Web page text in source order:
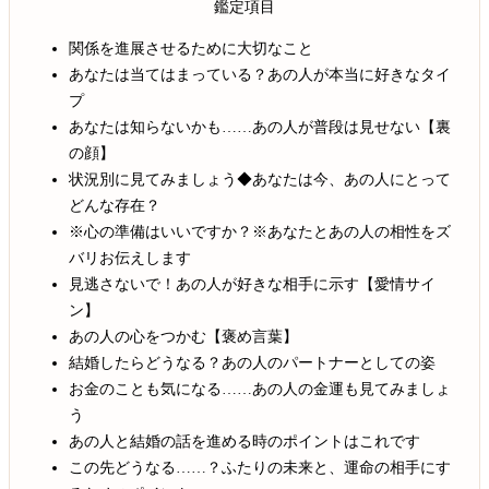
鑑定項目
関係を進展させるために大切なこと
あなたは当てはまっている？あの人が本当に好きなタイ
プ
あなたは知らないかも……あの人が普段は見せない【裏
の顔】
状況別に見てみましょう◆あなたは今、あの人にとって
どんな存在？
※心の準備はいいですか？※あなたとあの人の相性をズ
バリお伝えします
見逃さないで！あの人が好きな相手に示す【愛情サイ
ン】
あの人の心をつかむ【褒め言葉】
結婚したらどうなる？あの人のパートナーとしての姿
お金のことも気になる……あの人の金運も見てみましょ
う
あの人と結婚の話を進める時のポイントはこれです
この先どうなる……？ふたりの未来と、運命の相手にす